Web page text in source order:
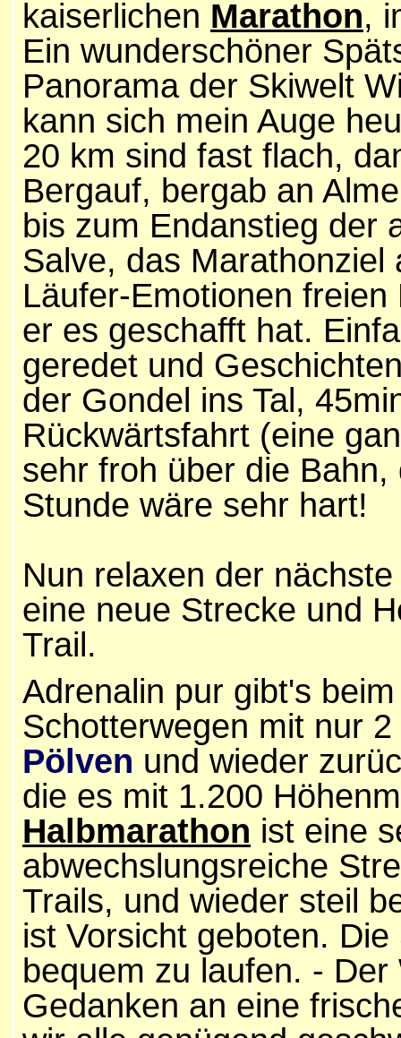
kaiserlichen Marathon,
Ein wunderschöner
Panorama der Skiwelt
kann sich mein Auge
20 km sind fast flach,
Bergauf, bergab an
bis zum Endanstieg der
Salve, das
Läufer-Emotionen
er es geschafft hat.
geredet und
der Gondel ins Tal,
Rückwärtsfahrt (eine
sehr froh über die
Stunde wäre sehr hart!
Nun relaxen der
eine neue Strecke und
Trail.
Adrenalin pur gibt's
Schotterwegen mit nur
Pölven und wieder
die es mit 1.200
Halbmarathon ist eine
abwechslungsreiche
Trails, und wieder steil
ist Vorsicht geboten.
bequem zu laufen. -
Gedanken an eine